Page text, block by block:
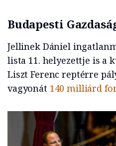
Budapesti
Jellinek Dániel
lista 11. helyezettje is a
Liszt Ferenc reptérre
vagyonát 140 milliárd